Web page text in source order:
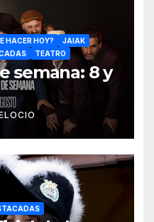
HACER HOY?
JAIAK
TEATRO
semana: 8 y